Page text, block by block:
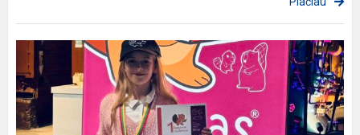
„Bebro"
konkurse
–
I
vieta